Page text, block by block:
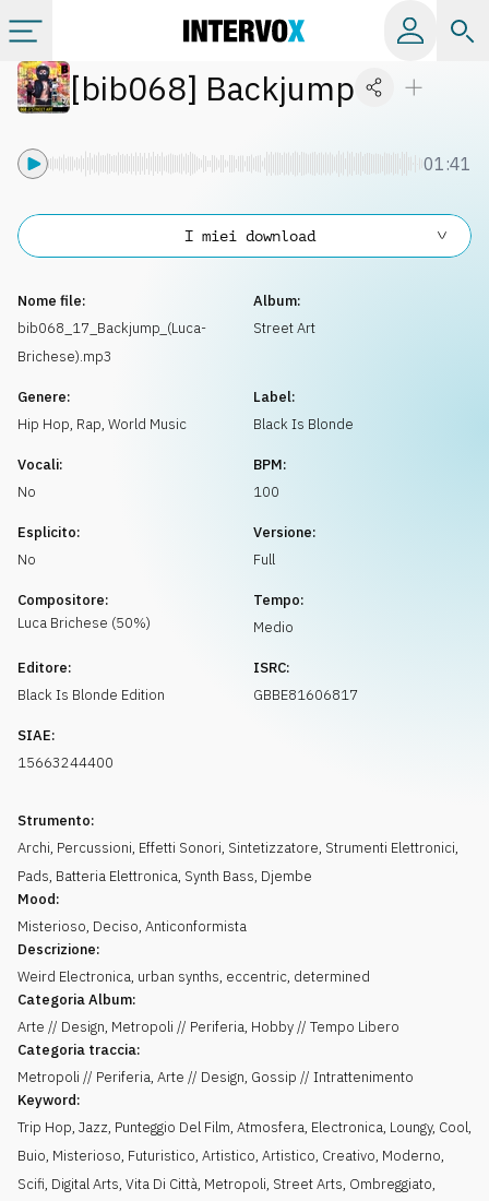
Categorie
Album
Playlist
Licenze
Info
[bib068] Backjump
01:41
Nome file:
bib068_17_Backjump_(Luca-
Brichese).mp3
Album:
Street Art
Genere:
Hip Hop, Rap, World Music
Label:
Black Is Blonde
Vocali:
No
BPM:
100
Esplicito:
No
Versione:
Full
Compositore:
Luca Brichese (50%)
Tempo:
Medio
Editore:
Black Is Blonde Edition
ISRC:
GBBE81606817
SIAE:
15663244400
Strumento:
Archi, Percussioni, Effetti Sonori, Sintetizzatore, Strumenti Elettronici,
Pads, Batteria Elettronica, Synth Bass, Djembe
Mood:
Misterioso, Deciso, Anticonformista
Descrizione:
Weird Electronica, urban synths, eccentric, determined
Categoria Album:
Arte // Design, Metropoli // Periferia, Hobby // Tempo Libero
Categoria traccia:
Metropoli // Periferia, Arte // Design, Gossip // Intrattenimento
Keyword:
Trip Hop, Jazz, Punteggio Del Film, Atmosfera, Electronica, Loungy, Cool,
Buio, Misterioso, Futuristico, Artistico, Artistico, Creativo, Moderno,
Scifi, Digital Arts, Vita Di Città, Metropoli, Street Arts, Ombreggiato,
I miei download